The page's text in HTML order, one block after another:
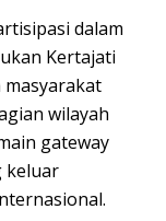
dalam
Kertajati
wilayah
gateway
keluar